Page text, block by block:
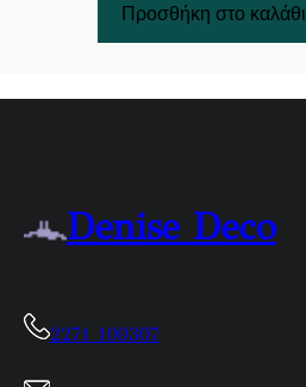
Προσθήκη στο καλάθι
Denise Deco
2271 100307